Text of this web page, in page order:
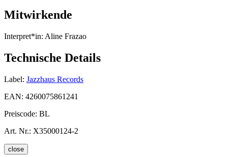
Mitwirkende
Interpret*in: Aline Frazao
Technische Details
Label: Jazzhaus Records
EAN: 4260075861241
Preiscode: BL
Art. Nr.: X35000124-2
close